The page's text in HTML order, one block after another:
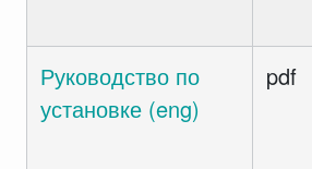
Руководство по
установке (eng)
pdf